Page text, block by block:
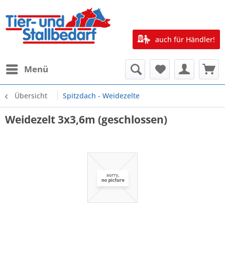
Menü
auch für Händler!
Übersicht Spitzdach - Weidezelte
Weidezelt 3x3,6m (geschlossen)